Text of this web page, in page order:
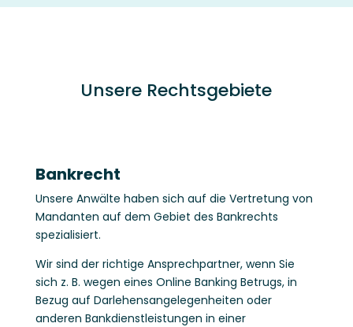
Unsere Rechtsgebiete
Bankrecht
Unsere Anwälte haben sich auf die Vertretung von
Mandanten auf dem Gebiet des Bankrechts
spezialisiert.
Wir sind der richtige Ansprechpartner, wenn Sie
sich z. B. wegen eines Online Banking Betrugs, in
Bezug auf Darlehensangelegenheiten oder
anderen Bankdienstleistungen in einer